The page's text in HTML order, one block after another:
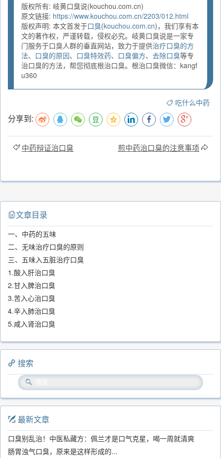
版权所有: 岐黄口臭说(kouchou.com.cn)
原文链接: https://www.kouchou.com.cn/2203/012.html
版权声明: 本文首发于口臭(kouchou.com.cn)，我们享有本
文的著作权，严谨转载，侵权必究。岐黄口臭说是一家专
门服务于口臭人群的垂直网站，致力于提供治疗口臭的方
法、 口臭的原因、 口臭特效药、 口臭偏方、 去除口臭等专
治口臭的方法，帮您彻底根治口臭。根治口臭微信：kangf
u360
吃什么中药
分享到:
中药辩证治口臭 煎中药治口臭的注意事项
文章目录
一、中药的五味
二、无味治疗口臭的原则
三、五味入五脏治疗口臭
1.酸入肝治口臭
2.甘入脾治口臭
3.苦入心治口臭
4.辛入肺治口臭
5.咸入肾治口臭
搜索
最新文章
口臭别乱治！中医私藏方：佩兰才是口气克星，喝一周就清爽
肠胃浊气口臭，原来是这样形成的...